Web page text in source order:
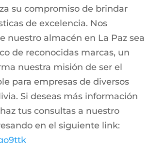
su compromiso de brindar
de excelencia. Nos
nuestro almacén en La Paz sea
de reconocidas marcas, un
nuestra misión de ser el
para empresas de diversos
Si deseas más información
tus consultas a nuestro
en el siguiente link: